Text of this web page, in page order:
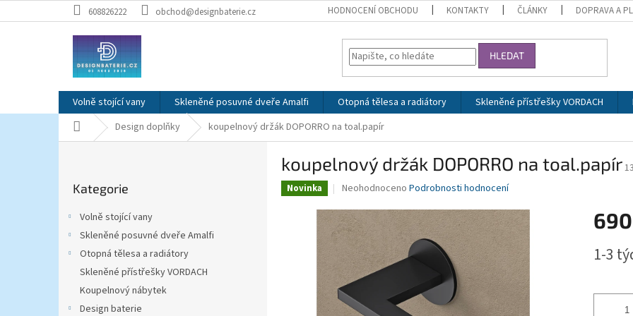
na
608826222 obchod@designbaterie.cz HODNOCENÍ OBCHODU KONTAKTY ČLÁNKY DOPRAVA A
HLEDAT
Volně stojící vany Skleněné posuvné dveře Amalfi Otopná tělesa a radiátory Skleněné přístřešky VORDACH
Domů Design doplňky koupelnový držák DOPORRO na toal.papír
kategorie
Kategorie
Volně stojící vany
Skleněné posuvné dveře Amalfi
Otopná tělesa a radiátory
Skleněné přístřešky VORDACH
Koupelnový nábytek
Design baterie
koupelnový držák DOPORRO na toal.papír
Novinka
Průměrné
produktu
je
0,0
5
hvězdiček.
Neohodnoceno Podrobnosti hodnocení
cena:
1-3